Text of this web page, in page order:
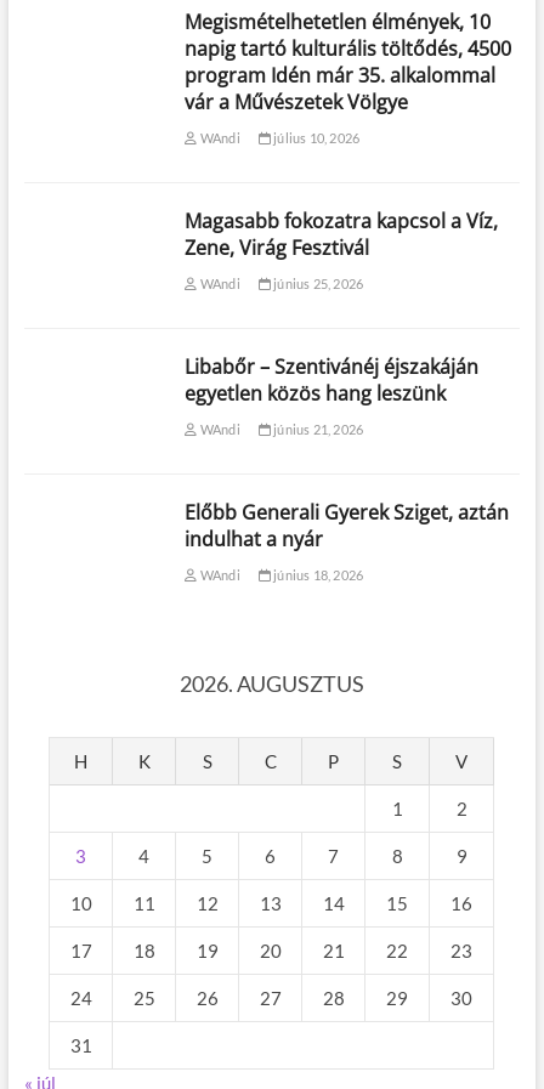
Megismételhetetlen élmények, 10
napig tartó kulturális töltődés, 4500
program Idén már 35. alkalommal
vár a Művészetek Völgye
WAndi július 10, 2026
Magasabb fokozatra kapcsol a Víz,
Zene, Virág Fesztivál
WAndi június 25, 2026
Libabőr – Szentivánéj éjszakáján
egyetlen közös hang leszünk
WAndi június 21, 2026
Előbb Generali Gyerek Sziget, aztán
indulhat a nyár
WAndi június 18, 2026
2026. AUGUSZTUS
H K S C P S V
1 2
3 4 5 6 7 8 9
10 11 12 13 14 15 16
17 18 19 20 21 22 23
24 25 26 27 28 29 30
31
« júl